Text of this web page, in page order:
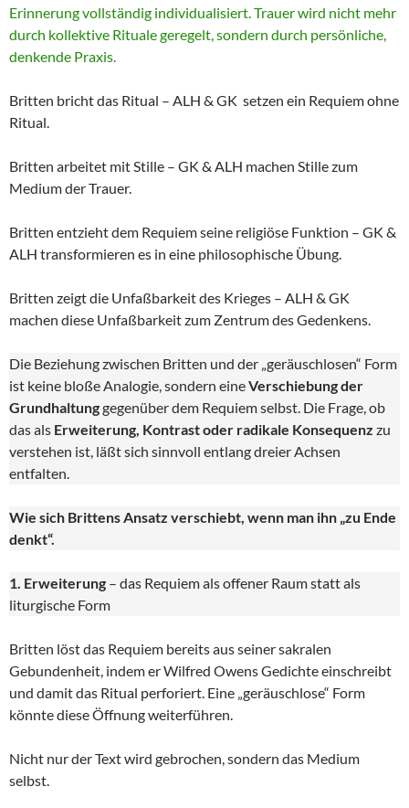
Erinnerung vollständig individualisiert. Trauer wird nicht mehr
durch kollektive Rituale geregelt, sondern durch persönliche,
denkende Praxis.
Britten bricht das Ritual – ALH & GK setzen ein Requiem ohne
Ritual.
Britten arbeitet mit Stille – GK & ALH machen Stille zum
Medium der Trauer.
Britten entzieht dem Requiem seine religiöse Funktion – GK &
ALH transformieren es in eine philosophische Übung.
Britten zeigt die Unfaßbarkeit des Krieges – ALH & GK
machen diese Unfaßbarkeit zum Zentrum des Gedenkens.
Die Beziehung zwischen Britten und der „geräuschlosen“ Form
ist keine bloße Analogie, sondern eineVerschiebung der
Grundhaltunggegenüber dem Requiem selbst. Die Frage, ob
das als Erweiterung, Kontrast oder radikale Konsequenz zu
verstehen ist, läßt sich sinnvoll entlang dreier Achsen
entfalten.
Wie sich Brittens Ansatz verschiebt, wenn man ihn „zu Ende
denkt“.
1. Erweiterung – das Requiem als offener Raum statt als
liturgische Form
Britten löst das Requiem bereits aus seiner sakralen
Gebundenheit, indem er Wilfred Owens Gedichte einschreibt
und damit das Ritual perforiert. Eine „geräuschlose“ Form
könnte diese Öffnung weiterführen.
Nicht nur der Text wird gebrochen, sondern das Medium
selbst.